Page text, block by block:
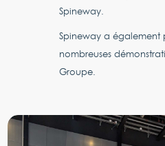
Spineway.
Spineway a également
nombreuses
Groupe.